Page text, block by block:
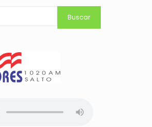
Buscar